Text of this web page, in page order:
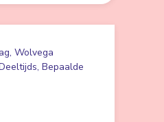
Wolvega
Bepaalde